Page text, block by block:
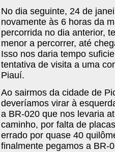
No dia seguinte, 24 de
novamente às 6 horas da
percorrida no dia anterior,
menor a percorrer, até
Isso nos daria tempo
tentativa de visita a uma
Piauí.
Ao sairmos da cidade de
deveríamos virar à
a BR-020 que nos levaria
caminho, por falta de
errado por quase 40
finalmente pegamos a BR-